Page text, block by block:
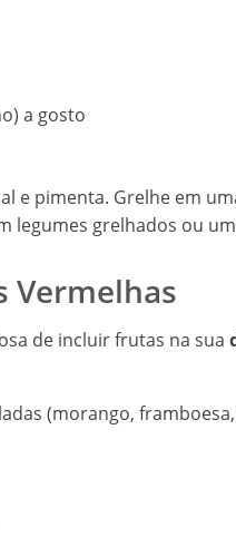
a gosto
e pimenta. Grelhe em
legumes grelhados ou
Vermelhas
de incluir frutas na sua
(morango,